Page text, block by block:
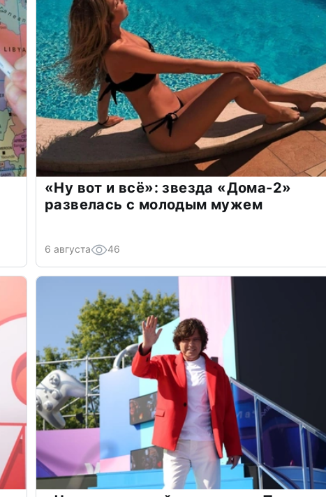
«Ну вот и всё»: звезда «Дома-2»
развелась с молодым мужем
6 августа 46